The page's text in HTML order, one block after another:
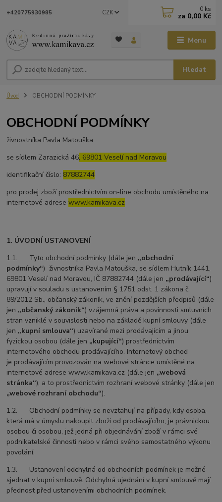
Menu
CZK
Hledat
+420775930985 0 ks
za 0,00 Kč
Úvod OBCHODNÍ PODMÍNKY
OBCHODNÍ PODMÍNKY
živnostníka Pavla Matouška
se sídlem Zarazická 46, 69801 Veselí nad Moravou
identifikační číslo: 87882744
pro prodej zboží prostřednictvím on-line obchodu umístěného na
internetové adresewww.kamikava.cz
1. ÚVODNÍ USTANOVENÍ
1.1. Tyto obchodní podmínky (dále jen „obchodní
podmínky“) živnostníka Pavla Matouška, se sídlem Hutník 1441,
69801 Veselí nad Moravou, IČ 87882744 (dále jen „prodávající“)
upravují v souladu s ustanovením § 1751 odst. 1 zákona č.
89/2012 Sb., občanský zákoník, ve znění pozdějších předpisů (dále
jen „občanský zákoník“) vzájemná práva a povinnosti smluvních
stran vzniklé v souvislosti nebo na základě kupní smlouvy (dále
jen „kupní smlouva“) uzavírané mezi prodávajícím a jinou
fyzickou osobou (dále jen „kupující“) prostřednictvím
internetového obchodu prodávajícího. Internetový obchod
je prodávajícím provozován na webové stránce umístěné na
internetové adrese www.kamikava.cz (dále jen „webová
stránka“), a to prostřednictvím rozhraní webové stránky (dále jen
„webové rozhraní obchodu“).
1.2. Obchodní podmínky se nevztahují na případy, kdy osoba,
která má v úmyslu nakoupit zboží od prodávajícího, je právnickou
osobou či osobou, jež jedná při objednávání zboží v rámci své
podnikatelské činnosti nebo v rámci svého samostatného výkonu
povolání.
1.3. Ustanovení odchylná od obchodních podmínek je možné
sjednat v kupní smlouvě. Odchylná ujednání v kupní smlouvě mají
přednost před ustanoveními obchodních podmínek.